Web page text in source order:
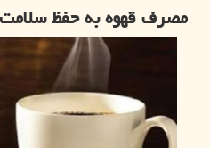
مصرف قهوه به حفظ